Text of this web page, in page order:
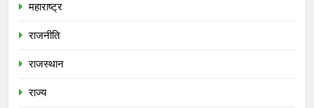
महाराष्ट्र
राजनीति
राजस्थान
राज्य